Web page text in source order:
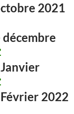
2021
décembre
2022